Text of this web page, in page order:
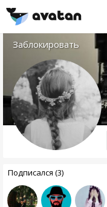
Заблокировать
Подписался (3)